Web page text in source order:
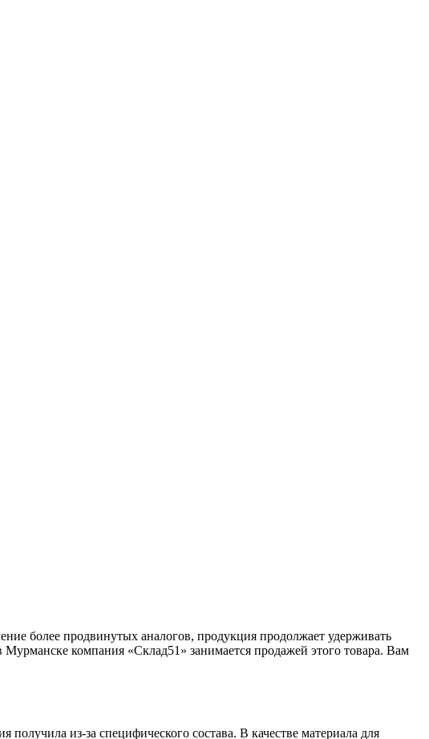
более продвинутых аналогов, продукция продолжает удерживать
компания «Склад51» занимается продажей этого товара. Вам
из-за специфического состава. В качестве материала для